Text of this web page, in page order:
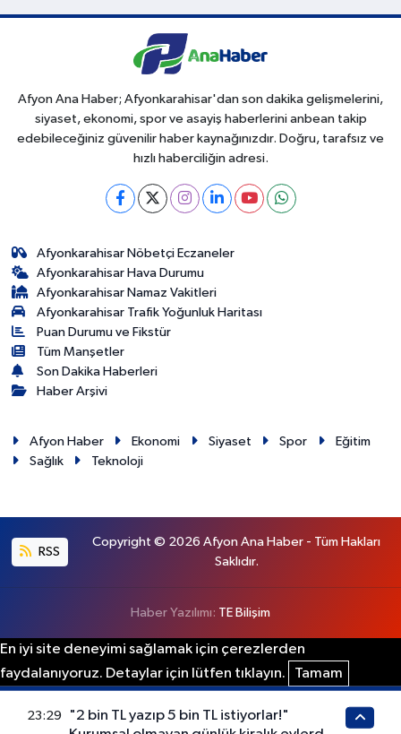
Afyon Ana Haber; Afyonkarahisar'dan son dakika gelişmelerini,
siyaset, ekonomi, spor ve asayiş haberlerini anbean takip
edebileceğiniz güvenilir haber kaynağınızdır. Doğru, tarafsız ve
hızlı haberciliğin adresi.
Afyonkarahisar Nöbetçi Eczaneler
Afyonkarahisar Hava Durumu
Afyonkarahisar Namaz Vakitleri
Afyonkarahisar Trafik Yoğunluk Haritası
Puan Durumu ve Fikstür
Tüm Manşetler
Son Dakika Haberleri
Haber Arşivi
Afyon Haber Ekonomi Siyaset Spor
Eğitim
Sağlık
Teknoloji
RSS
Copyright © 2026 Afyon Ana Haber - Tüm Hakları
Saklıdır.
Haber Yazılımı: TE Bilişim
En iyi site deneyimi sağlamak için çerezlerden
faydalanıyoruz. Detaylar için lütfen tıklayın.
Tamam
23:29
"2 bin TL yazıp 5 bin TL istiyorlar!"